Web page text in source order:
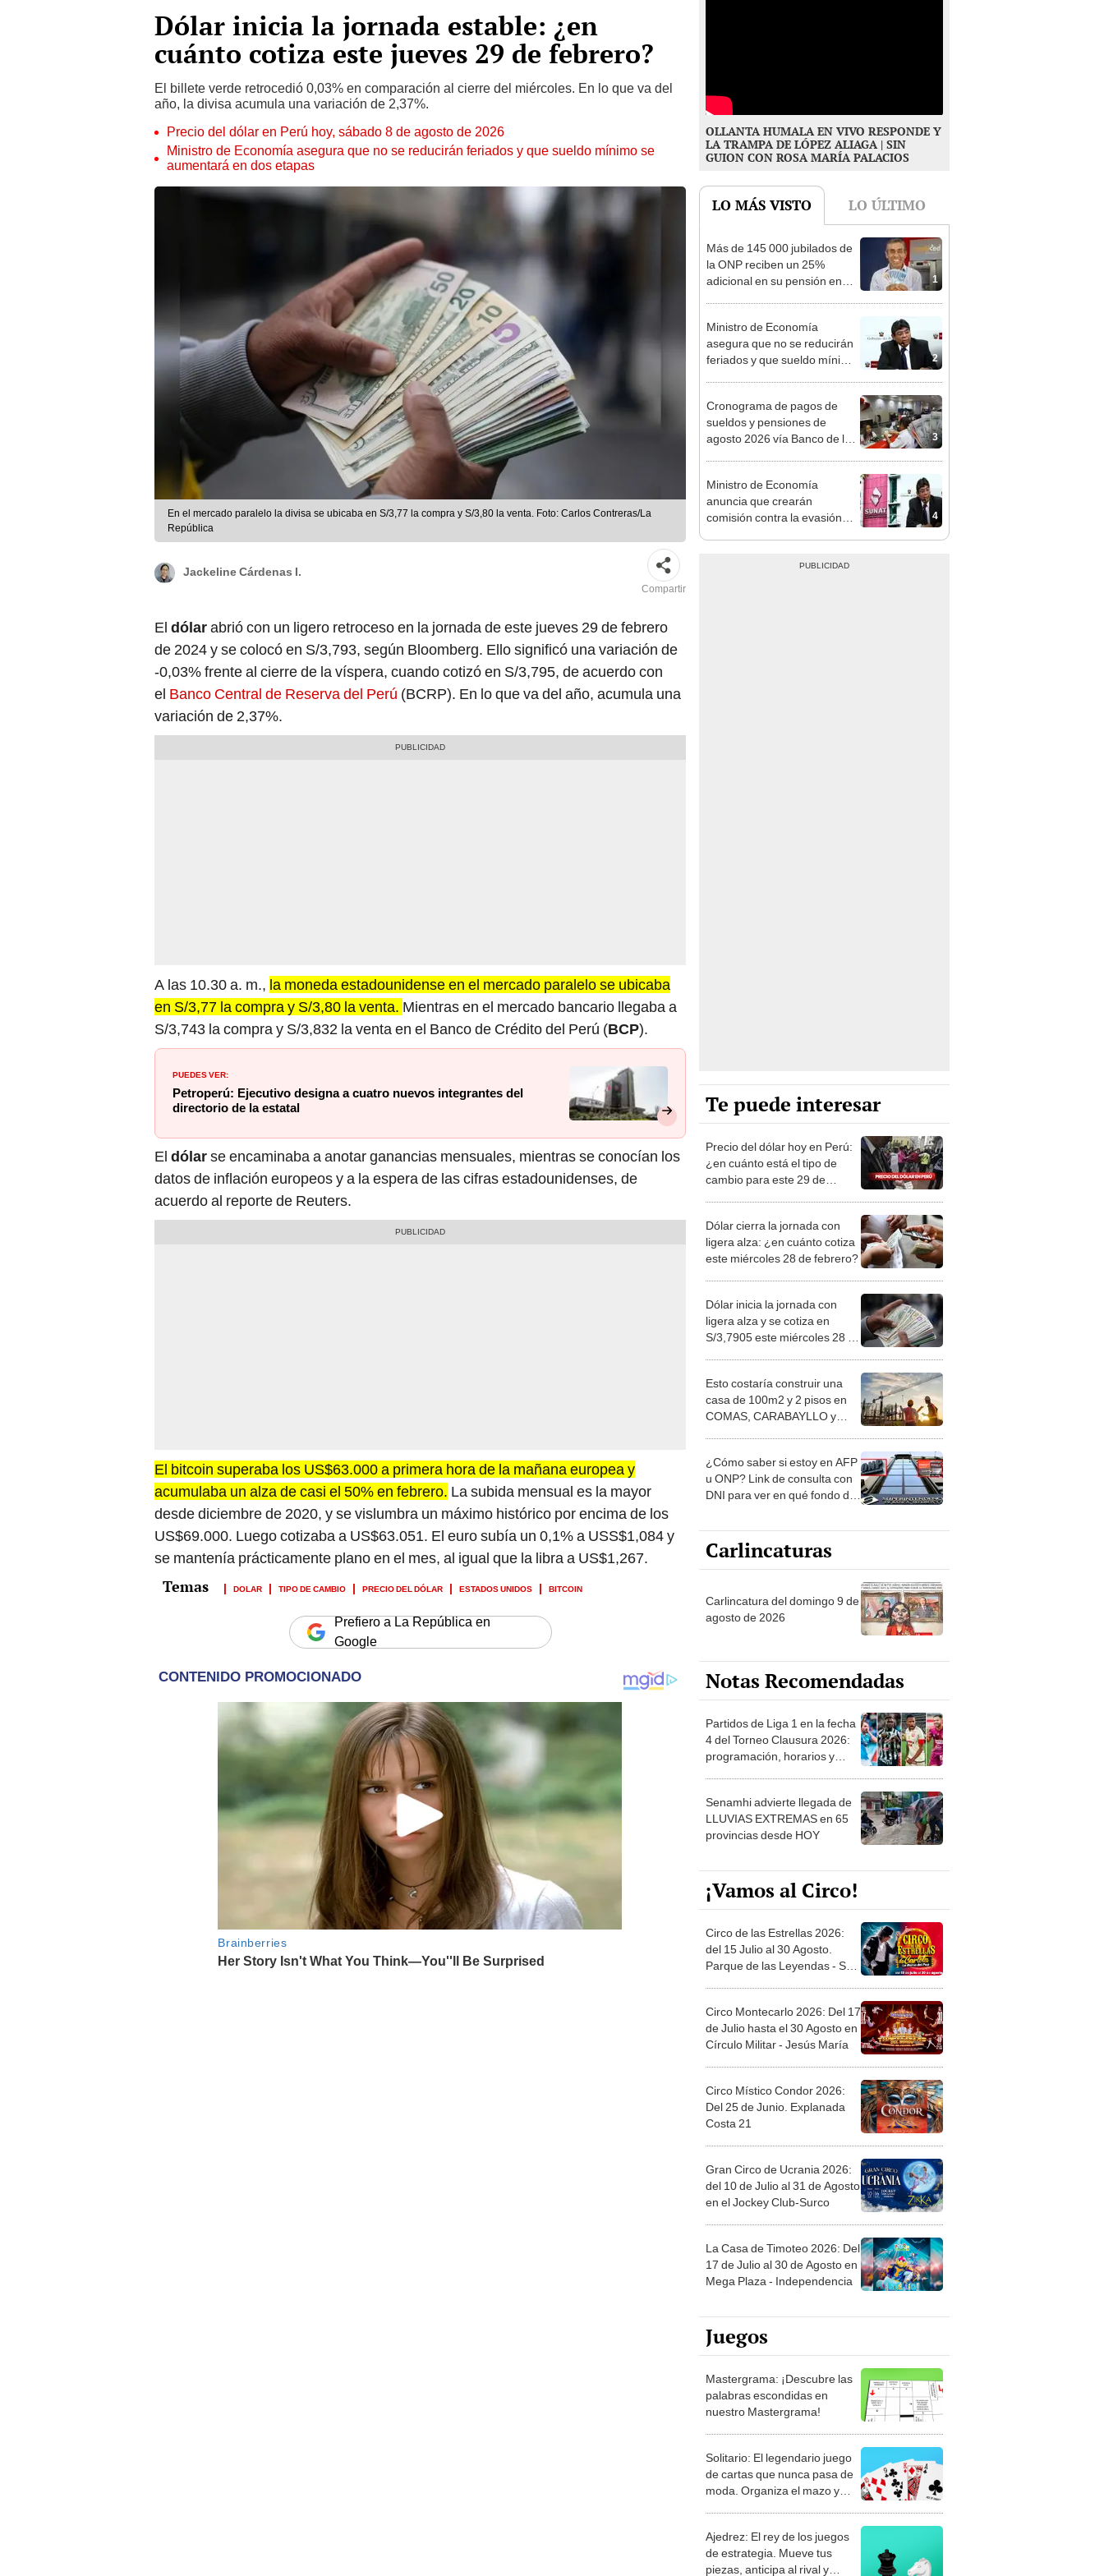
Dólar inicia la jornada estable: ¿en
cuánto cotiza este jueves 29 de febrero?
El billete verde retrocedió 0,03% en comparación al cierre del miércoles. En lo que va del
año, la divisa acumula una variación de 2,37%.
Precio del dólar en Perú hoy, sábado 8 de agosto de 2026
Ministro de Economía asegura que no se reducirán feriados y que sueldo mínimo se
aumentará en dos etapas
En el mercado paralelo la divisa se ubicaba en S/3,77 la compra y S/3,80 la venta. Foto: Carlos Contreras/La
República
Jackeline Cárdenas I.
Compartir
El dólarabrió con un ligero retroceso en la jornada de este jueves 29 de febrero
de 2024 y se colocó en S/3,793, según Bloomberg. Ello significó una variación de
-0,03% frente al cierre de la víspera, cuando cotizó en S/3,795, de acuerdo con
el Banco Central de Reserva del Perú (BCRP). En lo que va del año, acumula una
variación de 2,37%.
A las 10.30 a. m., la moneda estadounidense en el mercado paralelo se ubicaba
en S/3,77 la compra y S/3,80 la venta. Mientras en el mercado bancario llegaba a
S/3,743 la compra y S/3,832 la venta en el Banco de Crédito del Perú (BCP).
PUEDES VER:
Petroperú: Ejecutivo designa a cuatro nuevos integrantes del
directorio de la estatal
El dólarse encaminaba a anotar ganancias mensuales, mientras se conocían los
datos de inflación europeos y a la espera de las cifras estadounidenses, de
acuerdo al reporte de Reuters.
El bitcoin superaba los US$63.000 a primera hora de la mañana europea y
acumulaba un alza de casi el 50% en febrero. La subida mensual es la mayor
desde diciembre de 2020, y se vislumbra un máximo histórico por encima de los
US$69.000. Luego cotizaba a US$63.051. El euro subía un 0,1% a USS$1,084 y
se mantenía prácticamente plano en el mes, al igual que la libra a US$1,267.
DOLAR TIPO DE CAMBIO PRECIO DEL DÓLAR ESTADOS UNIDOS BITCOIN
Prefiero a La República en
Google
OLLANTA HUMALA EN VIVO RESPONDE Y
LA TRAMPA DE LÓPEZ ALIAGA | SIN
GUION CON ROSA MARÍA PALACIOS
LO MÁS VISTO LO ÚLTIMO
1
Más de 145 000 jubilados de
la ONP reciben un 25%
adicional en su pensión en
2
Ministro de Economía
asegura que no se reducirán
feriados y que sueldo mínimo
3
Cronograma de pagos de
sueldos y pensiones de
agosto 2026 vía Banco de la
4
Ministro de Economía
anuncia que crearán
comisión contra la evasión
Te puede interesar
Precio del dólar hoy en Perú:
¿en cuánto está el tipo de
cambio para este 29 de
Dólar cierra la jornada con
ligera alza: ¿en cuánto cotiza
este miércoles 28 de febrero?
Dólar inicia la jornada con
ligera alza y se cotiza en
S/3,7905 este miércoles 28 de
Esto costaría construir una
casa de 100m2 y 2 pisos en
COMAS, CARABAYLLO y
¿Cómo saber si estoy en AFP
u ONP? Link de consulta con
DNI para ver en qué fondo de
Carlincaturas
Carlincatura del domingo 9 de
agosto de 2026
Notas Recomendadas
Partidos de Liga 1 en la fecha
4 del Torneo Clausura 2026:
programación, horarios y
Senamhi advierte llegada de
LLUVIAS EXTREMAS en 65
provincias desde HOY
¡Vamos al Circo!
Circo de las Estrellas 2026:
del 15 Julio al 30 Agosto.
Parque de las Leyendas - San
Circo Montecarlo 2026: Del 17
de Julio hasta el 30 Agosto en
Círculo Militar - Jesús María
Circo Místico Condor 2026:
Del 25 de Junio. Explanada
Costa 21
Gran Circo de Ucrania 2026:
del 10 de Julio al 31 de Agosto
en el Jockey Club-Surco
La Casa de Timoteo 2026: Del
17 de Julio al 30 de Agosto en
Mega Plaza - Independencia
Juegos
Mastergrama: ¡Descubre las
palabras escondidas en
nuestro Mastergrama!
Solitario: El legendario juego
de cartas que nunca pasa de
moda. Organiza el mazo y
Ajedrez: El rey de los juegos
de estrategia. Mueve tus
piezas, anticipa al rival y